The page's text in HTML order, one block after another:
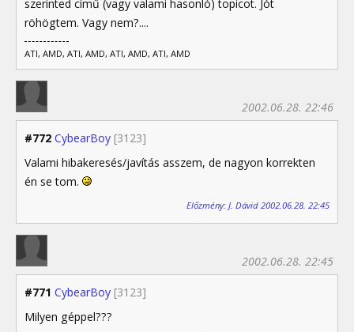
szerinted című (vagy valami hasonló) topicot. Jót
röhögtem. Vagy nem?....
ATI, AMD, ATI, AMD, ATI, AMD, ATI, AMD
#772 CybearBoy [3123]
2002.06.28. 22:46
Valami hibakeresés/javítás asszem, de nagyon korrekten
én se tom.
Előzmény: J. Dávid 2002.06.28. 22:45
#771 CybearBoy [3123]
2002.06.28. 22:45
Milyen géppel???